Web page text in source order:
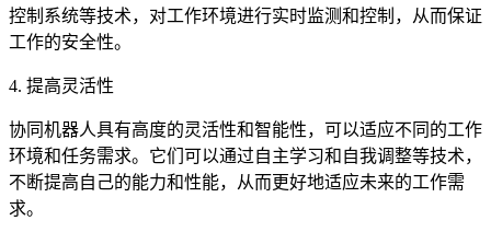
控制系统等技术，对工作环境进行实时监测和控制，从而保证
工作的安全性。
4. 提高灵活性
协同机器人具有高度的灵活性和智能性，可以适应不同的工作
环境和任务需求。它们可以通过自主学习和自我调整等技术，
不断提高自己的能力和性能，从而更好地适应未来的工作需
求。